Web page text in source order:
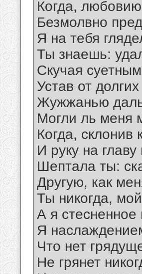
Когда,
Безмолвно
Я на тебя
Ты знаешь:
Скучая
Устав от
Жужжанью
Могли ль меня
Когда,
И руку на
Шептала ты:
Другую, как
Ты никогда,
А я
Я
Что нет
Не грянет